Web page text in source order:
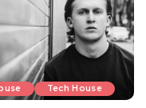
Tech House